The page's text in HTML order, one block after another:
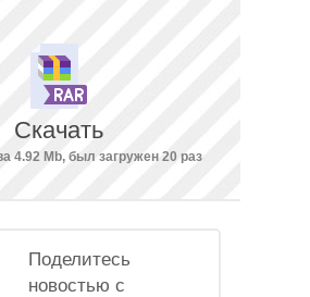
Скачать
4.92 Mb, был загружен 20 раз
Поделитесь
новостью с